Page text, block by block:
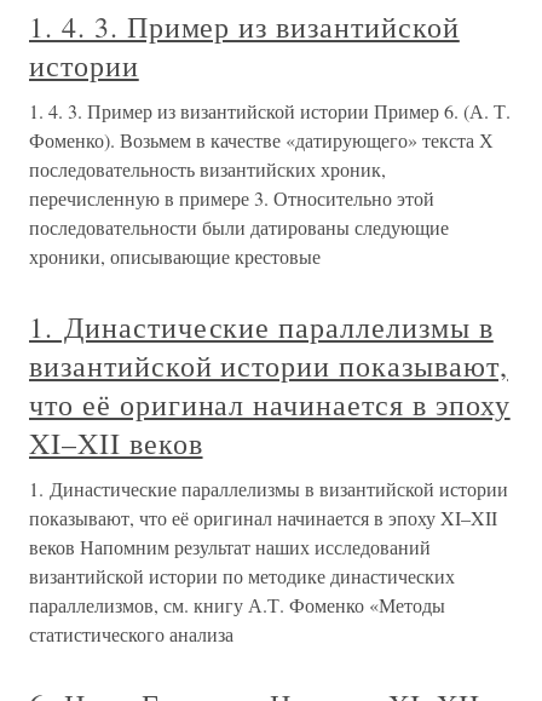
1. 4. 3. Пример из византийской
истории
1. 4. 3. Пример из византийской истории Пример 6. (А. Т.
Фоменко). Возьмем в качестве «датирующего» текста Х
последовательность византийских хроник,
перечисленную в примере 3. Относительно этой
последовательности были датированы следующие
хроники, описывающие крестовые
1. Династические параллелизмы в
византийской истории показывают,
что её оригинал начинается в эпоху
XI–XII веков
1. Династические параллелизмы в византийской истории
показывают, что её оригинал начинается в эпоху XI–XII
веков Напомним результат наших исследований
византийской истории по методике династических
параллелизмов, см. книгу А.Т. Фоменко «Методы
статистического анализа